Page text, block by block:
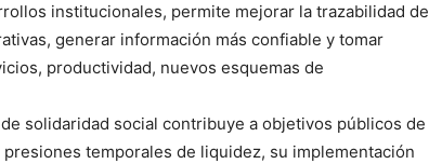
institucionales, permite mejorar la trazabilidad de
generar información más confiable y tomar
productividad, nuevos esquemas de
solidaridad social contribuye a objetivos públicos de
temporales de liquidez, su implementación